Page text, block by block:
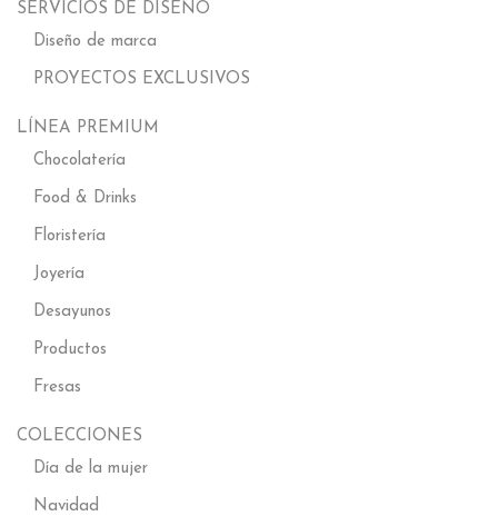
SERVICIOS DE DISEÑO
Diseño de marca
PROYECTOS EXCLUSIVOS
LÍNEA PREMIUM
Chocolatería
Food & Drinks
Floristería
Joyería
Desayunos
Productos
Fresas
COLECCIONES
Día de la mujer
Navidad